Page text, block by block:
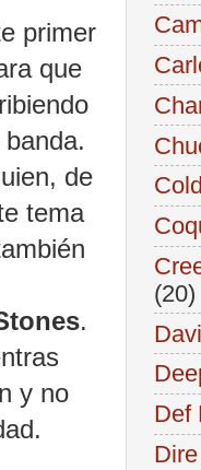
primer
que
de
tema
.
y no
(20)
Def